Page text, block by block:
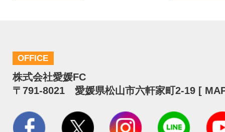
OFFICE
株式会社愛媛FC
〒791-8021 愛媛県松山市六軒家町2-19 [